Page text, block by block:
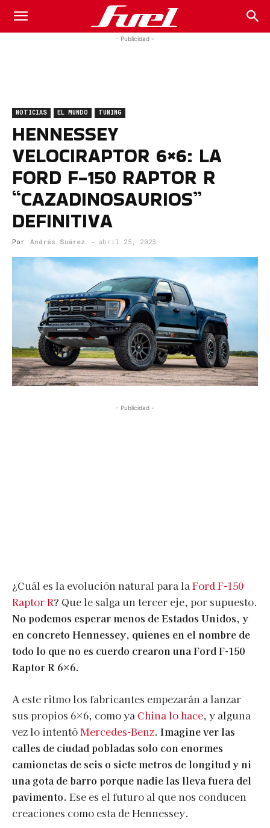
Fuel
Magazine
- Publicidad -
NOTICIAS EL MUNDO TUNING
HENNESSEY
VELOCIRAPTOR 6×6: LA
FORD F-150 RAPTOR R
“CAZADINOSAURIOS”
DEFINITIVA
Por Andrés Suárez - abril 25, 2023
- Publicidad -
¿Cuál es la evolución natural para laFord F-150
Raptor R? Que le salga un tercer eje, por supuesto.
No podemos esperar menos de Estados Unidos, y
en concreto Hennessey, quienes en el nombre de
todo lo que no es cuerdo crearon una Ford F-150
Raptor R 6×6.
A este ritmo los fabricantes empezarán a lanzar
sus propios 6×6, como ya China lo hace, y alguna
vez lo intentóMercedes-Benz. Imagine ver las
calles de ciudad pobladas solo con enormes
camionetas de seis o siete metros de longitud y ni
una gota de barro porque nadie las lleva fuera del
pavimento. Ese es el futuro al que nos conducen
creaciones como esta de Hennessey.